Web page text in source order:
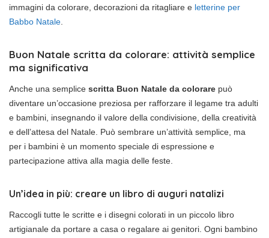
immagini da colorare, decorazioni da ritagliare e letterine per
Babbo Natale
Buon Natale scritta da colorare: attività semplice
ma significativa
Anche una semplice scritta Buon Natale da colorare può
diventare un’occasione preziosa per rafforzare il legame tra adulti
e bambini, insegnando il valore della condivisione, della creatività
e dell’attesa del Natale. Può sembrare un’attività semplice, ma
per i bambini è un momento speciale di espressione e
partecipazione attiva alla magia delle feste.
Un’idea in più: creare un libro di auguri natalizi
Raccogli tutte le scritte e i disegni colorati in un piccolo libro
artigianale da portare a casa o regalare ai genitori. Ogni bambino